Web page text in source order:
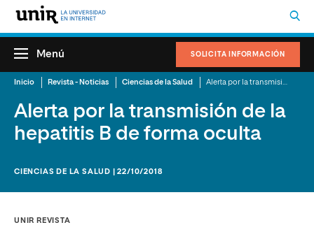
SOLICITA INFORMACIÓN
Menú
Inicio Revista - Noticias Ciencias de la Salud
Alerta por la transmisión de la
hepatitis B de forma oculta
CIENCIAS DE LA SALUD | 22/10/2018
UNIR REVISTA